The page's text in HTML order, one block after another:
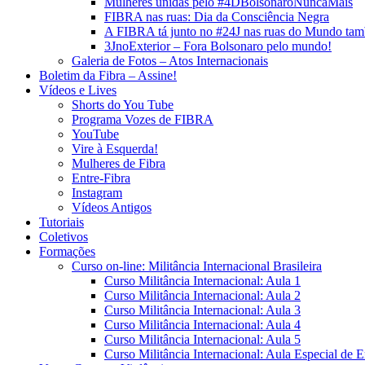
FIBRA nas ruas: Dia da Consciência Negra
A FIBRA tá junto no #24J nas ruas do Mundo
3JnoExterior – Fora Bolsonaro pelo mundo!
Galeria de Fotos – Atos Internacionais
Boletim da Fibra – Assine!
Vídeos e Lives
Shorts do You Tube
Programa Vozes de FIBRA
YouTube
Vire à Esquerda!
Mulheres de Fibra
Entre-Fibra
Instagram
Vídeos Antigos
Tutoriais
Coletivos
Formações
Curso on-line: Militância Internacional Brasileira
Curso Militância Internacional: Aula 1
Curso Militância Internacional: Aula 2
Curso Militância Internacional: Aula 3
Curso Militância Internacional: Aula 4
Curso Militância Internacional: Aula 5
Curso Militância Internacional: Aula Especial de